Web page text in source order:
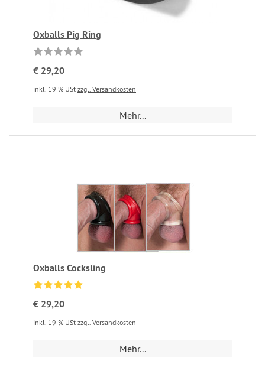
Oxballs Pig Ring
€ 29,20
inkl. 19 % USt zzgl. Versandkosten
Mehr...
Oxballs Cocksling
€ 29,20
inkl. 19 % USt zzgl. Versandkosten
Mehr...